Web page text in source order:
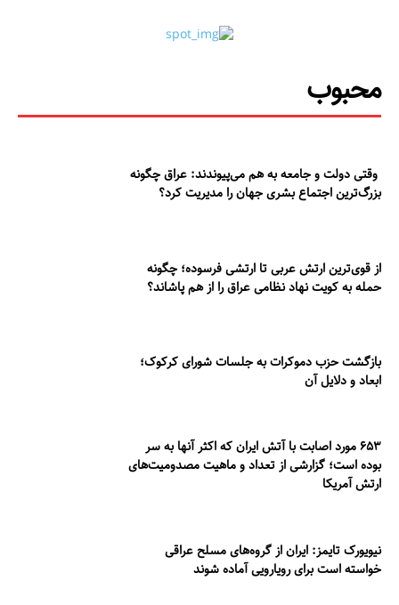
محبوب
وقتی دولت و جامعه به هم می‌پیوندند: عراق چگونه
بزرگ‌ترین اجتماع بشری جهان را مدیریت کرد؟
از قوی‌ترین ارتش عربی تا ارتشی فرسوده؛ چگونه
حمله به کویت نهاد نظامی عراق را از هم پاشاند؟
بازگشت حزب دموکرات به جلسات شورای کرکوک؛
ابعاد و دلایل آن
۶۵۳ مورد اصابت با آتش ایران که اکثر آنها به سر
بوده است؛ گزارشی از تعداد و ماهیت مصدومیت‌های
ارتش آمریکا
نیویورک تایمز: ایران از گروه‌های مسلح عراقی
خواسته است برای رویارویی آماده شوند